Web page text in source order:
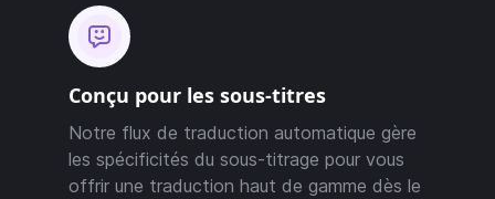
Conçu pour les sous-titres
Notre flux de traduction automatique gère
les spécificités du sous-titrage pour vous
offrir une traduction haut de gamme dès le